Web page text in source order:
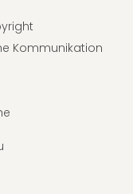
Kommunikation